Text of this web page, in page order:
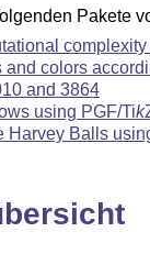
Pakete
and colors
and 3864
using PGF/Tik
Harvey Balls